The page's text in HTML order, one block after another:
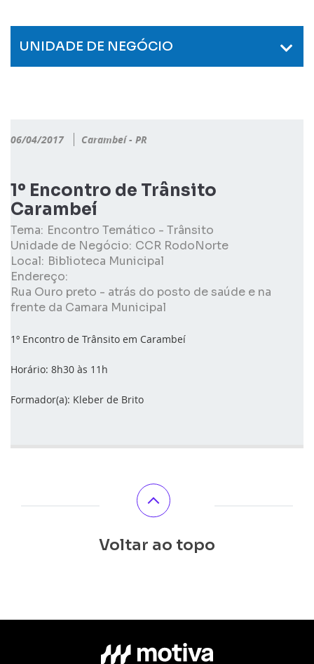
UNIDADE DE NEGÓCIO
06/04/2017 Carambeí - PR
1º Encontro de Trânsito
Carambeí
Tema: Encontro Temático - Trânsito
Unidade de Negócio: CCR RodoNorte
Local: Biblioteca Municipal
Endereço:
Rua Ouro preto - atrás do posto de saúde e na
frente da Camara Municipal
1º Encontro de Trânsito em Carambeí
Horário: 8h30 às 11h
Formador(a): Kleber de Brito
Voltar ao topo